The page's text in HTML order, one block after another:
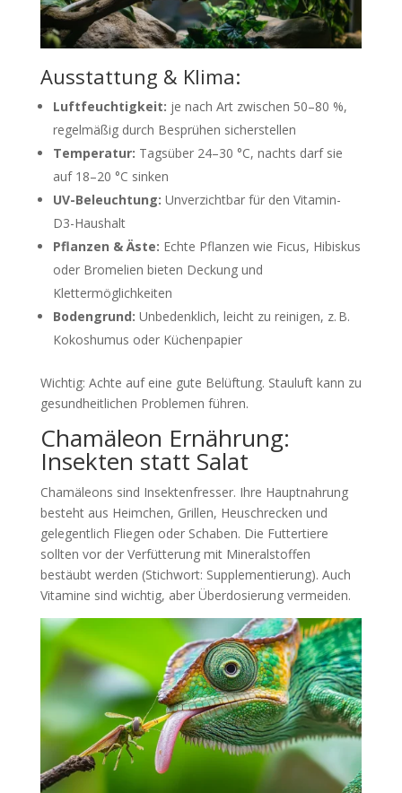
Ausstattung & Klima:
Luftfeuchtigkeit: je nach Art zwischen 50–80 %,
regelmäßig durch Besprühen sicherstellen
Temperatur: Tagsüber 24–30 °C, nachts darf sie
auf 18–20 °C sinken
UV-Beleuchtung: Unverzichtbar für den Vitamin-
D3-Haushalt
Pflanzen & Äste: Echte Pflanzen wie Ficus, Hibiskus
oder Bromelien bieten Deckung und
Klettermöglichkeiten
Bodengrund: Unbedenklich, leicht zu reinigen, z. B.
Kokoshumus oder Küchenpapier
Wichtig: Achte auf eine gute Belüftung. Stauluft kann zu
gesundheitlichen Problemen führen.
Chamäleon Ernährung:
Insekten statt Salat
Chamäleons sind Insektenfresser. Ihre Hauptnahrung
besteht aus Heimchen, Grillen, Heuschrecken und
gelegentlich Fliegen oder Schaben. Die Futtertiere
sollten vor der Verfütterung mit Mineralstoffen
bestäubt werden (Stichwort: Supplementierung). Auch
Vitamine sind wichtig, aber Überdosierung vermeiden.